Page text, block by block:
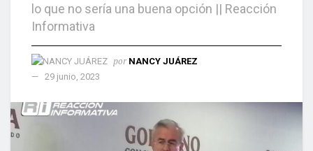
lo que no sería una buena opción || Reacción
Informativa
por NANCY JUÁREZ
29 junio, 2023